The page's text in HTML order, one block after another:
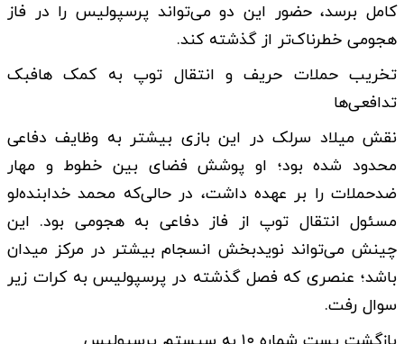
کامل برسد، حضور این دو می‌تواند پرسپولیس را در فاز
هجومی خطرناک‌تر از گذشته کند.
تخریب حملات حریف و انتقال توپ به کمک هافبک
تدافعی‌ها
نقش میلاد سرلک در این بازی بیشتر به وظایف دفاعی
محدود شده بود؛ او پوشش فضای بین خطوط و مهار
ضدحملات را بر عهده داشت، در حالی‌که محمد خدابنده‌لو
مسئول انتقال توپ از فاز دفاعی به هجومی بود. این
چینش می‌تواند نویدبخش انسجام بیشتر در مرکز میدان
باشد؛ عنصری که فصل گذشته در پرسپولیس به کرات زیر
سوال رفت.